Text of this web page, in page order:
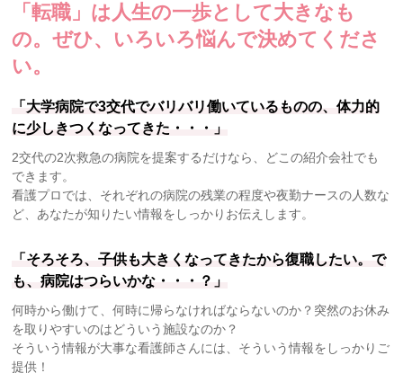
「転職」は人生の一歩として大きなも
の。ぜひ、いろいろ悩んで決めてくださ
い。
「大学病院で3交代でバリバリ働いているものの、体力的
に少しきつくなってきた・・・」
2交代の2次救急の病院を提案するだけなら、どこの紹介会社でも
できます。
看護プロでは、それぞれの病院の残業の程度や夜勤ナースの人数な
ど、あなたが知りたい情報をしっかりお伝えします。
「そろそろ、子供も大きくなってきたから復職したい。で
も、病院はつらいかな・・・？」
何時から働けて、何時に帰らなければならないのか？突然のお休み
を取りやすいのはどういう施設なのか？
そういう情報が大事な看護師さんには、そういう情報をしっかりご
提供！